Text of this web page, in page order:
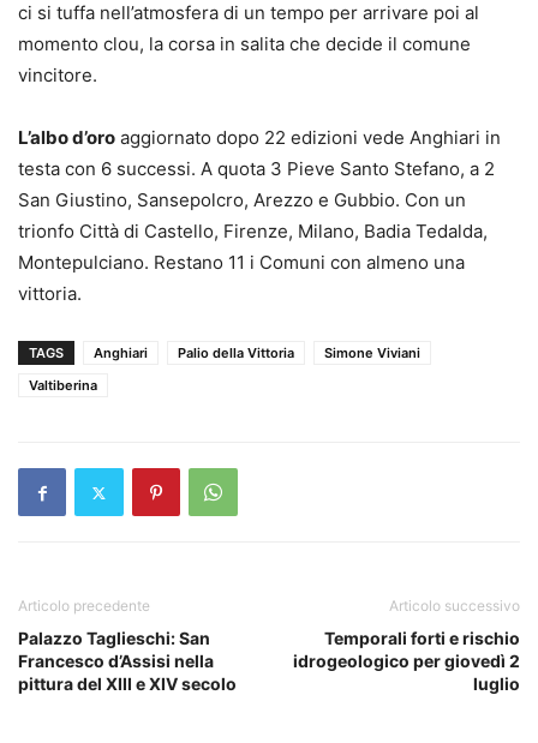
ci si tuffa nell’atmosfera di un tempo per arrivare poi al
momento clou, la corsa in salita che decide il comune
vincitore.
L’albo d’oro aggiornato dopo 22 edizioni vede Anghiari in
testa con 6 successi. A quota 3 Pieve Santo Stefano, a 2
San Giustino, Sansepolcro, Arezzo e Gubbio. Con un
trionfo Città di Castello, Firenze, Milano, Badia Tedalda,
Montepulciano. Restano 11 i Comuni con almeno una
vittoria.
TAGS Anghiari Palio della Vittoria
Simone Viviani
Valtiberina
Articolo precedente
Palazzo Taglieschi: San
Francesco d’Assisi nella
pittura del XIII e XIV secolo
Articolo successivo
Temporali forti e rischio
idrogeologico per giovedì 2
luglio